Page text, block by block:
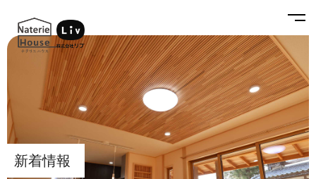
新着情報